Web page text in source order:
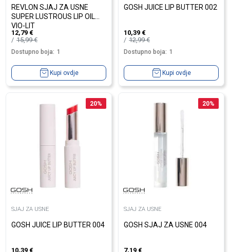
REVLON SJAJ ZA USNE
SUPER LUSTROUS LIP OIL
VIO-LIT
12,79 €
15,99€
Dostupno boja: 1
Kupi ovdje
GOSH JUICE LIP BUTTER 002
10,39 €
12,99€
Dostupno boja: 1
Kupi ovdje
20%
SJAJ ZA USNE
GOSH JUICE LIP BUTTER 004
10,39 €
20%
SJAJ ZA USNE
GOSH SJAJ ZA USNE 004
7,19 €